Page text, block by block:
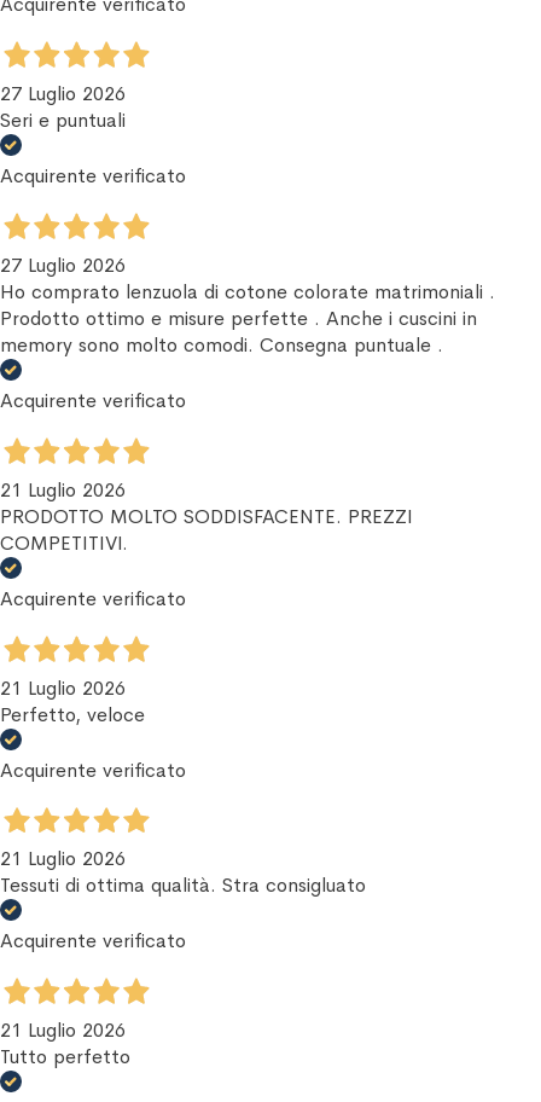
27 Luglio 2026
Seri e puntuali
Acquirente verificato
27 Luglio 2026
Ho comprato lenzuola di cotone colorate matrimoniali .
Prodotto ottimo e misure perfette . Anche i cuscini in
memory sono molto comodi. Consegna puntuale .
Acquirente verificato
21 Luglio 2026
PRODOTTO MOLTO SODDISFACENTE. PREZZI
COMPETITIVI.
Acquirente verificato
21 Luglio 2026
Perfetto, veloce
Acquirente verificato
21 Luglio 2026
Tessuti di ottima qualità. Stra consigluato
Acquirente verificato
21 Luglio 2026
Tutto perfetto